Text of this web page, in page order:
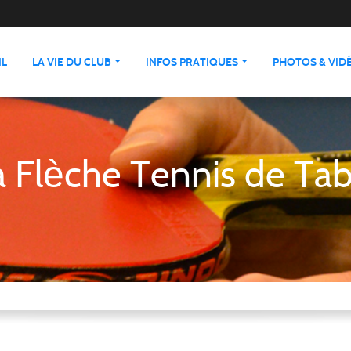
LA VIE DU CLUB INFOS PRATIQUES PHOTOS &
Flèche Tennis de